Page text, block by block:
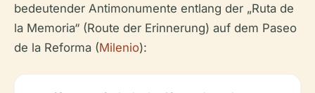
bedeutender Antimonumente entlang der „Ruta de
la Memoria“ (Route der Erinnerung) auf dem Paseo
de la Reforma (Milenio):